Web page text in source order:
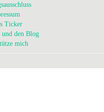
Ticker
den Blog
mich